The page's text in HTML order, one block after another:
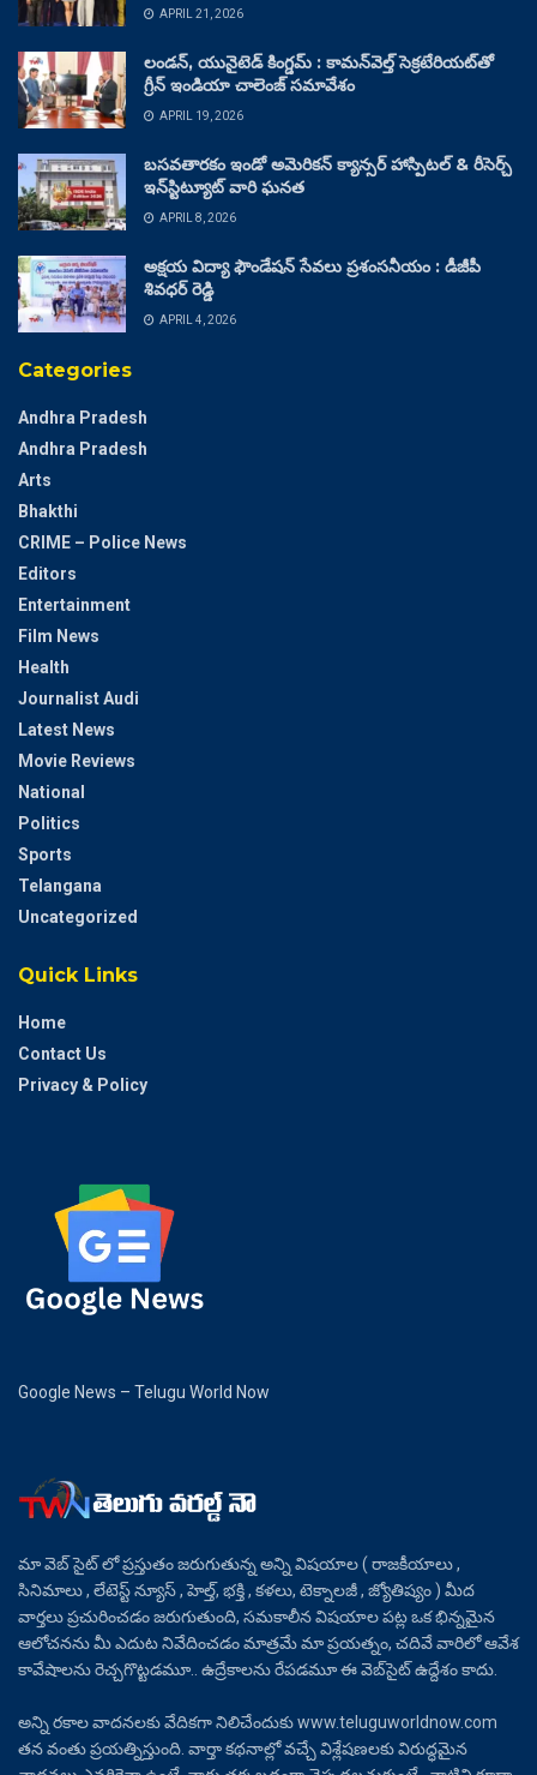
APRIL 21, 2026
లండన్, యునైటెడ్ కింగ్డమ్ : కామన్‌వెల్త్ సెక్రటేరియట్‌తో
గ్రీన్ ఇండియా చాలెంజ్ సమావేశం
APRIL 19, 2026
బసవతారకం ఇండో అమెరికన్ క్యాన్సర్ హాస్పిటల్ & రీసెర్చ్
ఇన్‌స్టిట్యూట్ వారి ఘనత
APRIL 8, 2026
అక్షయ విద్యా ఫౌండేషన్ సేవలు ప్రశంసనీయం : డీజీపీ
శివధర్ రెడ్డి
APRIL 4, 2026
Categories
Andhra Pradesh
Andhra Pradesh
Arts
Bhakthi
CRIME – Police News
Editors
Entertainment
Film News
Health
Journalist Audi
Latest News
Movie Reviews
National
Politics
Sports
Telangana
Uncategorized
Quick Links
Home
Contact Us
Privacy & Policy
Google News – Telugu World Now
మా వెబ్ సైట్ లో ప్రస్తుతం జరుగుతున్న అన్ని విషయాల ( రాజకీయాలు ,
సినిమాలు , లేటెస్ట్ న్యూస్ , హెల్త్, భక్తి , కళలు, టెక్నాలజీ , జ్యోతిష్యం ) మీద
వార్తలు ప్రచురించడం జరుగుతుంది, సమకాలీన విషయాల పట్ల ఒక భిన్నమైన
ఆలోచనను మీ ఎదుట నివేదించడం మాత్రమే మా ప్రయత్నం, చదివే వారిలో ఆవేశ
కావేషాలను రెచ్చగొట్టడమూ.. ఉద్రేకాలను రేపడమూ ఈ వెబ్‌సైట్ ఉద్దేశం కాదు.
అన్ని రకాల వాదనలకు వేదికగా నిలిచేందుకు www.teluguworldnow.com
తన వంతు ప్రయత్నిస్తుంది. వార్తా కథనాల్లో వచ్చే విశ్లేషణలకు విరుద్ధమైన